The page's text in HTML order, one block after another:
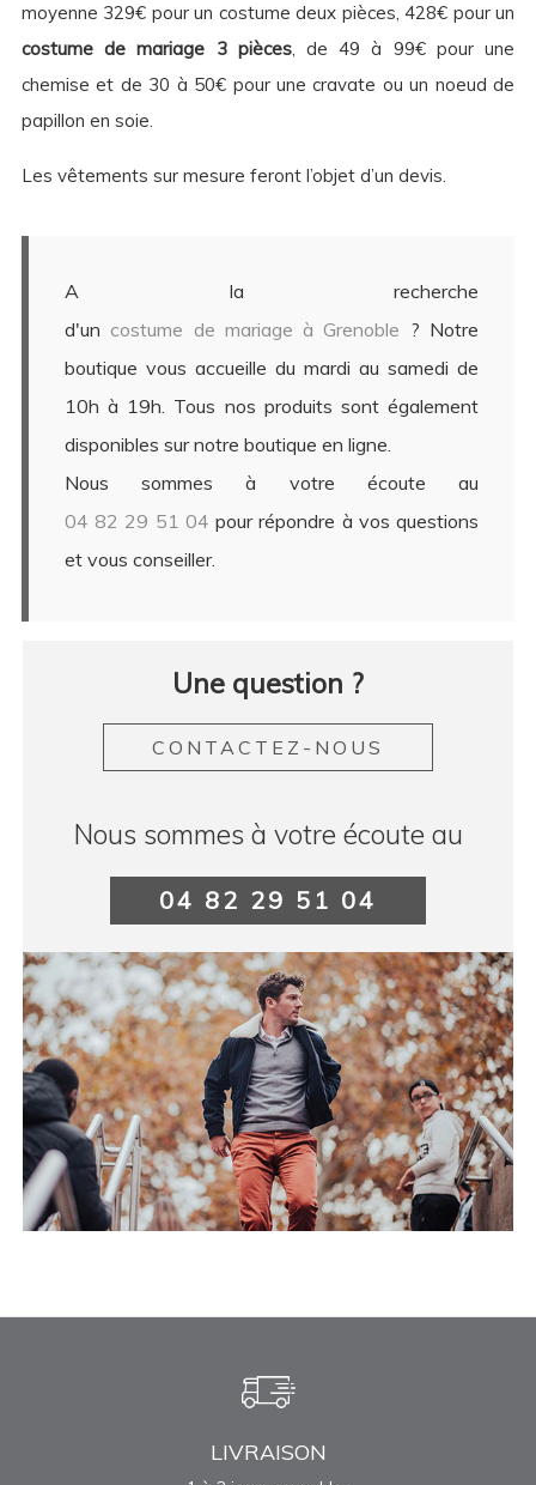
moyenne 329€ pour un costume deux pièces, 428€ pour un
costume de mariage 3 pièces, de 49 à 99€ pour une
chemise et de 30 à 50€ pour une cravate ou un noeud de
papillon en soie.
Les vêtements sur mesure feront l’objet d’un devis.
A la recherche
d'un costume de mariage à Grenoble ? Notre
boutique vous accueille du mardi au samedi de
10h à 19h. Tous nos produits sont également
disponibles sur notre boutique en ligne.
Nous sommes à votre écoute au
04 82 29 51 04 pour répondre à vos questions
et vous conseiller.
Une question ?
CONTACTEZ-NOUS
Nous sommes à votre écoute au
04 82 29 51 04
LIVRAISON